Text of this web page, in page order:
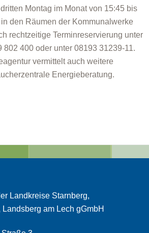
Montag im Monat von 15:45 bis
den Räumen der Kommunalwerke
rechtzeitige Terminreservierung unter
802 400 oder unter 08193 31239-11.
vermittelt auch weitere
Energieberatung.
Landkreise Starnberg,
am Lech gGmbH